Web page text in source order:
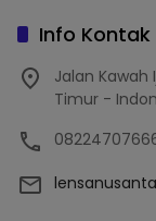
Info Kontak
Jalan Kawah
Timur -